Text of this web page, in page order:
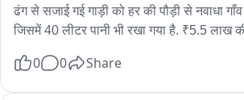
ढंग से सजाई गई गाड़ी को हर की पौड़ी से नवाधा
जिसमें 40 लीटर पानी भी रखा गया है. ₹5.5 लाख
- 'महाकाल' लिखी नंबर प्लेट, ड्राइविंग सीट पर
0 0 Share